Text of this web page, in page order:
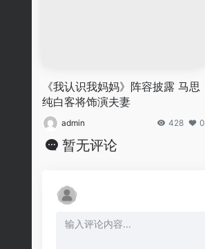
《我认识我妈妈》阵容披露 马思
纯白客将饰演夫妻
admin 428 0
暂无评论